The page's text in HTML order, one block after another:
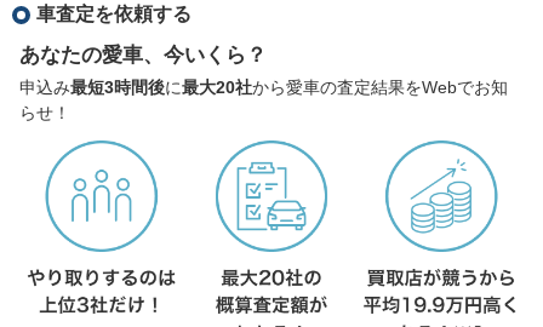
車査定を依頼する
あなたの愛車、今いくら？
申込み最短3時間後に最大20社から愛車の査定結果をWebでお知
らせ！